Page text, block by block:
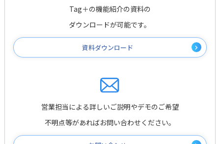
Tag＋の機能紹介の資料の
ダウンロードが可能です。
資料ダウンロード
営業担当による詳しいご説明やデモのご希望
不明点等があればお問い合わせください。